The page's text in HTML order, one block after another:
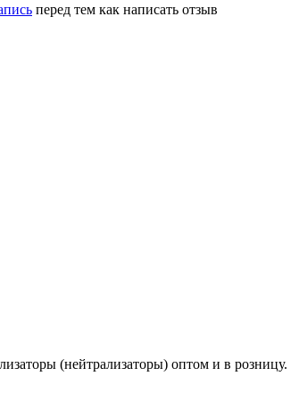
перед тем как написать отзыв
(нейтрализаторы) оптом и в розницу.